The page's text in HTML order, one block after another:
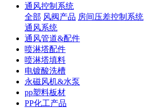
通风控制系统
全部 风阀产品 房间压差控制系统
通风系统
通风管道&配件
喷淋塔配件
喷淋塔填料
电镀酸洗槽
永磁风机&水泵
pp塑料板材
PP化工产品